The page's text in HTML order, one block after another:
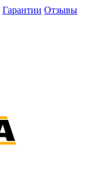
Гарантии Отзывы